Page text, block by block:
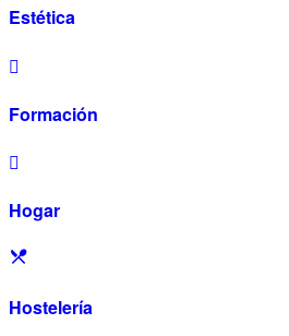
Estética
Formación
Hogar
Hostelería